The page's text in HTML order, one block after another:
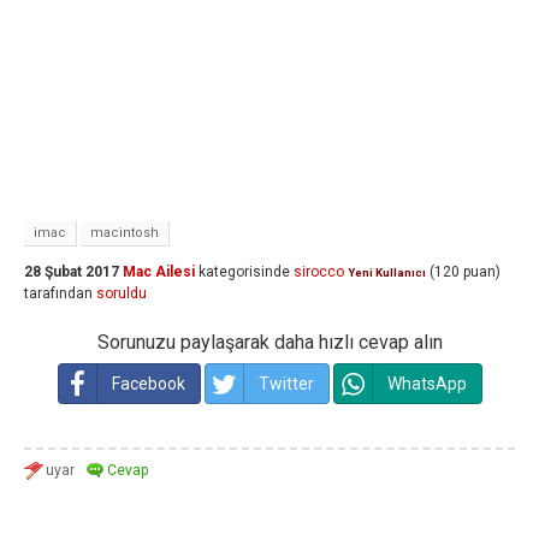
imac macintosh
28 Şubat 2017 Mac Ailesi kategorisinde sirocco Yeni Kullanıcı (120 puan)
tarafından soruldu
Sorunuzu paylaşarak daha hızlı cevap alın
Facebook Twitter WhatsApp